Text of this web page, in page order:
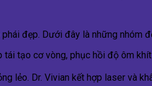
đẹp. Dưới đây là những nhóm
tạo cơ vòng, phục hồi độ ôm
lẻo. Dr. Vivian kết hợp laser và